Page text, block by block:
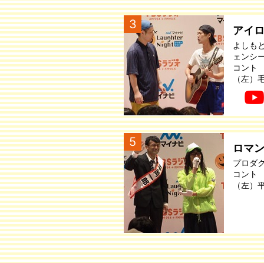
3 アイ
よしも
ェンシ
コント
（左
5 ロマ
プロダ
コント
（左